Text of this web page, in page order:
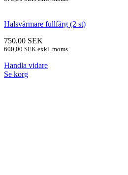
Halsvärmare fullfärg (2 st)
750,00 SEK
600,00 SEK exkl. moms
Handla vidare
Se korg